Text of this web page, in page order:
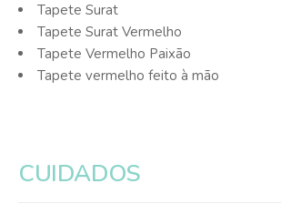
Tapete Surat
Tapete Surat Vermelho
Tapete Vermelho Paixão
Tapete vermelho feito à mão
CUIDADOS